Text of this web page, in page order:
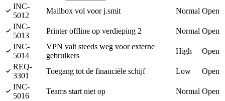
INC-
5012
Mailbox vol voor j.smit Normal Open
INC-
5013
Printer offline op verdieping 2 Normal Open
INC-
5014
VPN valt steeds weg voor externe
gebruikers
High
Open
REQ-
3301
Toegang tot de financiële schijf Low
Open
INC-
5016
Teams start niet op Normal Open